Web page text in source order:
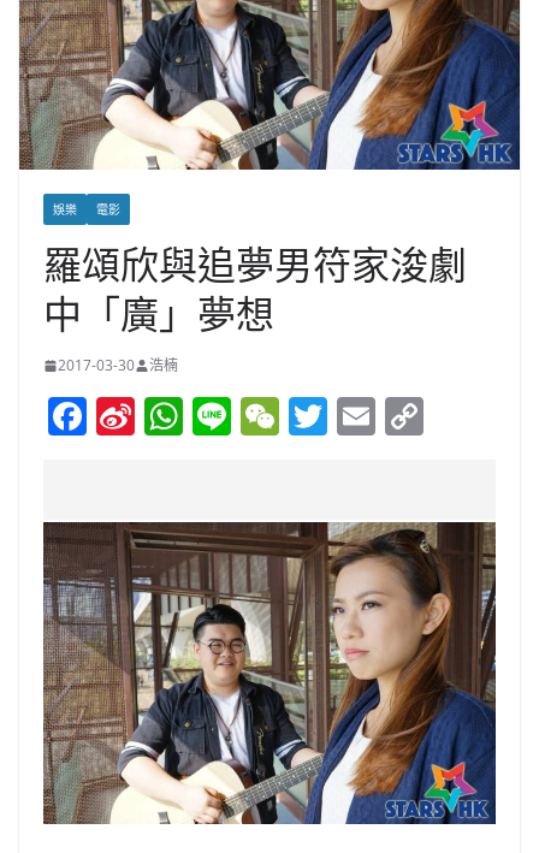
娛樂 電影
羅頌欣與追夢男符家浚劇
中「廣」夢想
2017-03-30 浩楠
F
e
b
o
o
k
Si
W
ei
b
o
W
s
A
p
p
Li W
h
at
T
er
E
l y
Li
n
k